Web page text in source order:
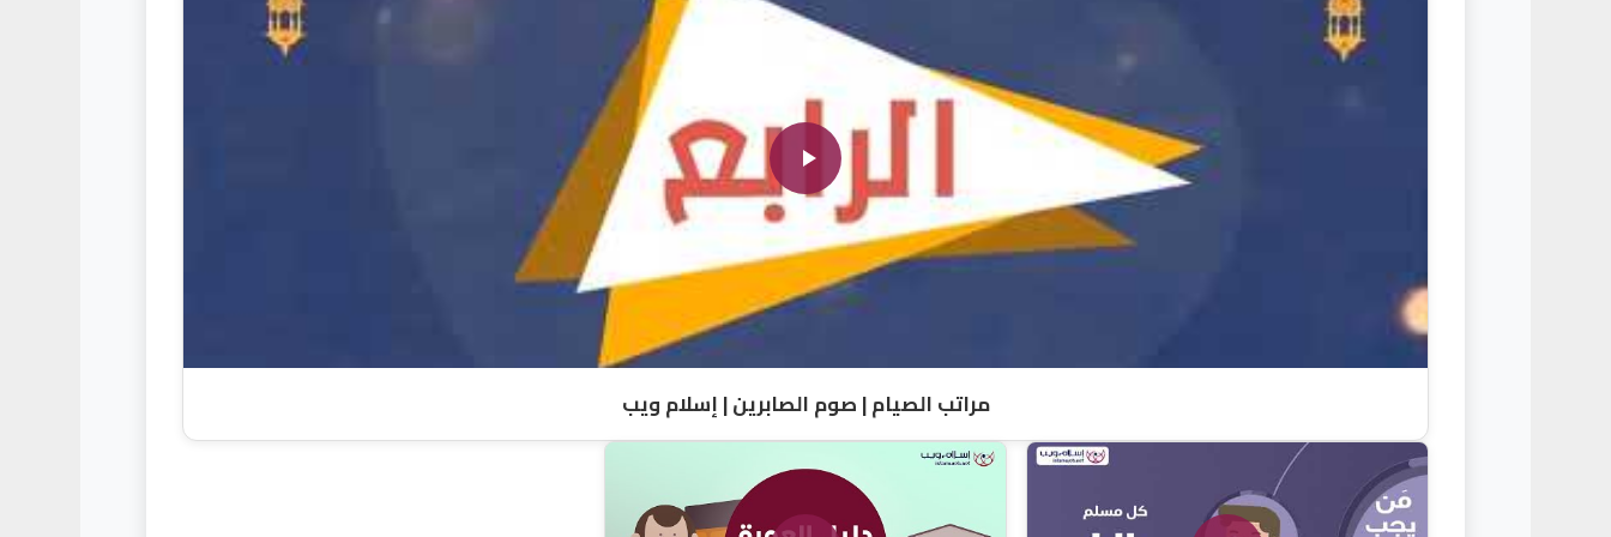
مراتب الصيام | صوم الصابرين | إسلام ويب